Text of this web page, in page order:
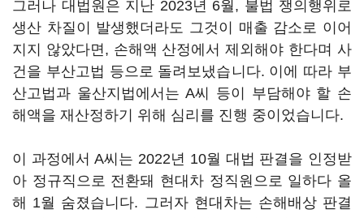
그러나 대법원은 지난 2023년 6월, 불법 쟁의행위로
생산 차질이 발생했더라도 그것이 매출 감소로 이어
지지 않았다면, 손해액 산정에서 제외해야 한다며 사
건을 부산고법 등으로 돌려보냈습니다. 이에 따라 부
산고법과 울산지법에서는 A씨 등이 부담해야 할 손
해액을 재산정하기 위해 심리를 진행 중이었습니다.
이 과정에서 A씨는 2022년 10월 대법 판결을 인정받
아 정규직으로 전환돼 현대차 정직원으로 일하다 올
해 1월 숨졌습니다. 그러자 현대차는 손해배상 판결